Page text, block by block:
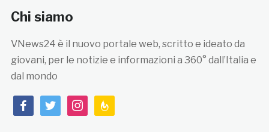
Chi siamo
VNews24 è il nuovo portale web, scritto e ideato da
giovani, per le notizie e informazioni a 360° dall’Italia e
dal mondo
facebooktwitterinstagramfeedburner